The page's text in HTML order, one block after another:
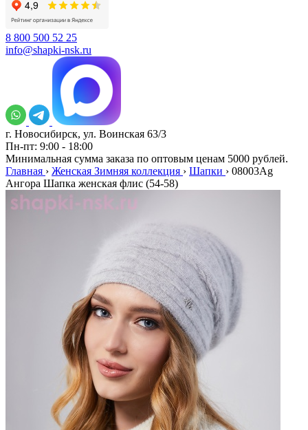
8 800 500 52 25
info@shapki-nsk.ru
г. Новосибирск, ул. Воинская 63/3
Пн-пт: 9:00 - 18:00
Минимальная сумма заказа по оптовым ценам 5000 рублей.
Главная › Женская Зимняя коллекция › Шапки › 08003Ag
Ангора Шапка женская флис (54-58)